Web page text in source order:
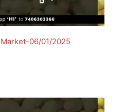
06/01/2025